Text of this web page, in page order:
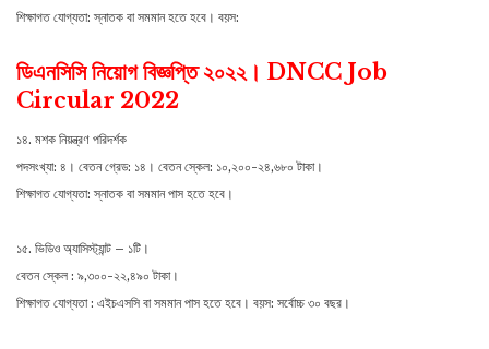
শিক্ষাগত যোগ্যতা: স্নাতক বা সমমান হতে হবে। বয়স:
ডিএনসিসি নিয়োগ বিজ্ঞপ্তি ২০২২। DNCC Job
Circular 2022
১৪. মশক নিয়ন্ত্রণ পরিদর্শক
পদসংখ্যা: ৪। বেতন গ্রেড: ১৪। বেতন স্কেল: ১০,২০০-২৪,৬৮০ টাকা।
শিক্ষাগত যোগ্যতা: স্নাতক বা সমমান পাস হতে হবে।
১৫. ভিডিও অ্যাসিস্ট্যান্ট – ১টি।
বেতন স্কেল : ৯,৩০০-২২,৪৯০ টাকা।
শিক্ষাগত যোগ্যতা : এইচএসসি বা সমমান পাস হতে হবে। বয়স: সর্বোচ্চ ৩০ বছর।